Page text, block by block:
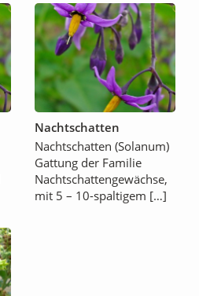
Nachtschatten
Nachtschatten (Solanum)
Gattung der Familie
Nachtschattengewächse,
mit 5 – 10-spaltigem […]